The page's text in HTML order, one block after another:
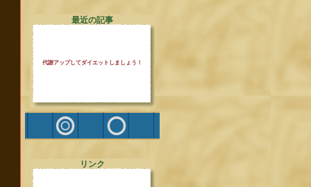
最近の記事
代謝アップしてダイエットしましょう！
リンク